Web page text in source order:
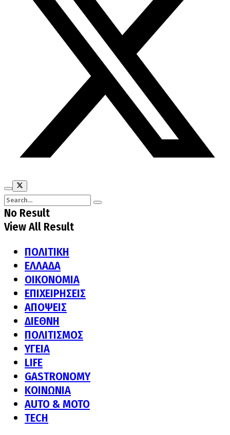
No Result
View All Result
ΠΟΛΙΤΙΚΗ
ΕΛΛΑΔΑ
ΟΙΚΟΝΟΜΙΑ
ΕΠΙΧΕΙΡΗΣΕΙΣ
ΑΠΟΨΕΙΣ
ΔΙΕΘΝΗ
ΠΟΛΙΤΙΣΜΟΣ
ΥΓΕΙΑ
LIFE
GASTRONOMY
ΚΟΙΝΩΝΙΑ
AUTO & MOTO
TECH